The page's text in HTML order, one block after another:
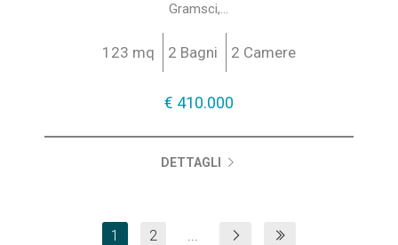
Gramsci,...
123 mq 2 Bagni 2 Camere
€ 410.000
DETTAGLI
1 2 ...